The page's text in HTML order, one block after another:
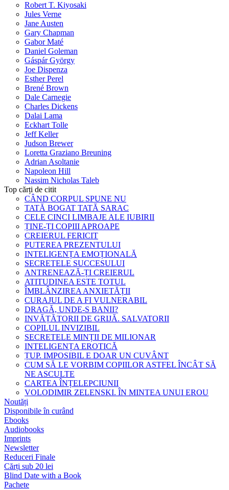
Robert T. Kiyosaki
Jules Verne
Jane Austen
Gary Chapman
Gabor Maté
Daniel Goleman
Gáspár György
Joe Dispenza
Esther Perel
Brené Brown
Dale Carnegie
Charles Dickens
Dalai Lama
Eckhart Tolle
Jeff Keller
Judson Brewer
Loretta Graziano Breuning
Adrian Asoltanie
Napoleon Hill
Nassim Nicholas Taleb
Top cărți de citit
CÂND CORPUL SPUNE NU
TATĂ BOGAT TATĂ SARAC
CELE CINCI LIMBAJE ALE IUBIRII
ȚINE-ȚI COPIII APROAPE
CREIERUL FERICIT
PUTEREA PREZENTULUI
INTELIGENȚA EMOȚIONALĂ
SECRETELE SUCCESULUI
ANTRENEAZĂ-ȚI CREIERUL
ATITUDINEA ESTE TOTUL
ÎMBLÂNZIREA ANXIETĂȚII
CURAJUL DE A FI VULNERABIL
DRAGĂ, UNDE-S BANII?
INVĂȚĂTORII DE GRIJĂ. SALVATORII
COPILUL INVIZIBIL
SECRETELE MINȚII DE MILIONAR
INTELIGENȚA EROTICĂ
ȚUP. IMPOSIBIL E DOAR UN CUVÂNT
CUM SĂ LE VORBIM COPIILOR ASTFEL ÎNCÂT SĂ
NE ASCULTE
CARTEA ÎNȚELEPCIUNII
VOLODIMIR ZELENSKI. ÎN MINTEA UNUI EROU
Noutăți
Disponibile în curând
Ebooks
Audiobooks
Imprints
Newsletter
Reduceri Finale
Cărți sub 20 lei
Blind Date with a Book
Pachete